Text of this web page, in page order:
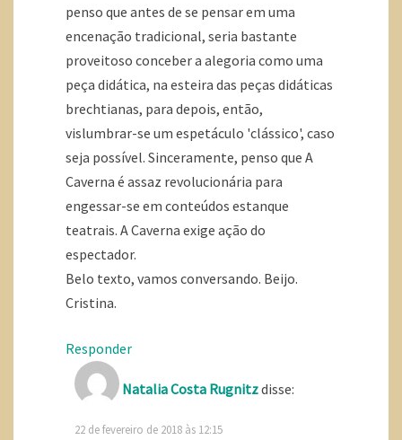
penso que antes de se pensar em uma
encenação tradicional, seria bastante
proveitoso conceber a alegoria como uma
peça didática, na esteira das peças didáticas
brechtianas, para depois, então,
vislumbrar-se um espetáculo 'clássico', caso
seja possível. Sinceramente, penso que A
Caverna é assaz revolucionária para
engessar-se em conteúdos estanque
teatrais. A Caverna exige ação do
espectador.
Belo texto, vamos conversando. Beijo.
Cristina.
Responder
Natalia Costa Rugnitzdisse:
22 de fevereiro de 2018 às 12:15